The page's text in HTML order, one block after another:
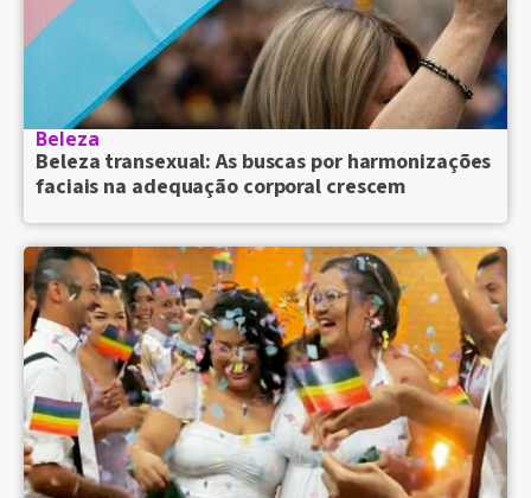
Beleza
Beleza transexual: As buscas por harmonizações
faciais na adequação corporal crescem